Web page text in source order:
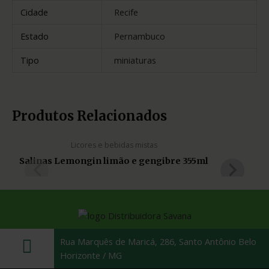
Cidade
Recife
Estado
Pernambuco
Tipo
miniaturas
Produtos Relacionados
ESGOTADO
Licores e bebidas mistas
Salinas Lemongin limão e gengibre 355ml
Rua Marquês de Maricá, 286, Santo Antônio Belo
Horizonte / MG